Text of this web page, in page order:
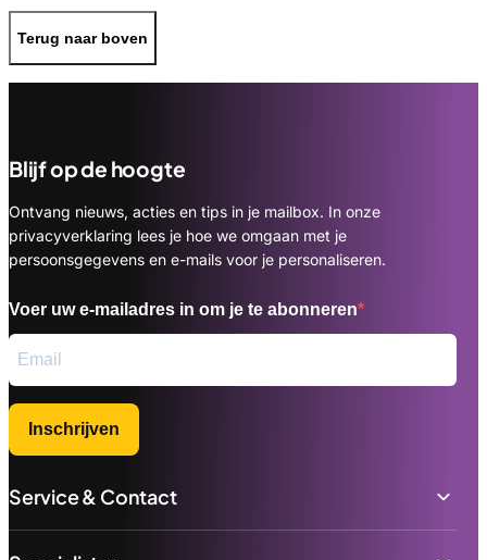
Terug naar boven
Blijf op de hoogte
Ontvang nieuws, acties en tips in je mailbox. In onze
privacyverklaring lees je hoe we omgaan met je
persoonsgegevens en e-mails voor je personaliseren.
Voer uw e-mailadres in om je te abonneren
Inschrijven
Service & Contact